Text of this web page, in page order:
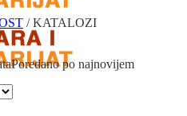
/KATALOZI
Poredano po najnovijem